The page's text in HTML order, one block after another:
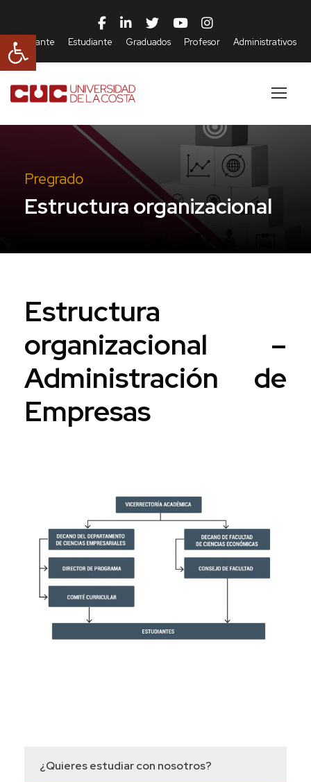
Abrir barra de herramientas
Aspirante Estudiante Graduados Profesor Administrativos
Pregrado
Estructura organizacional
Estructura
organizacional –
Administración de
Empresas
¿Quieres estudiar con nosotros?